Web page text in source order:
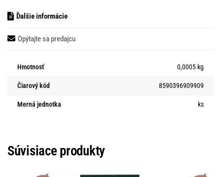
Ďalšie informácie
Opýtajte sa predajcu
Hmotnosť 0,0005 kg
Čiarový kód 8590396909909
Merná jednotka ks
Súvisiace produkty